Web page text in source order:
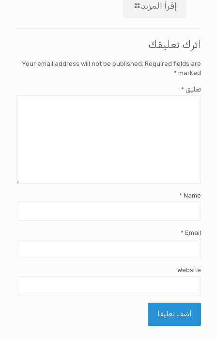
إقرأ المزيد
اترك تعليقك
Your email address will not be published. Required fields are
marked
*
تعليق *
Name
*
Email
*
Website